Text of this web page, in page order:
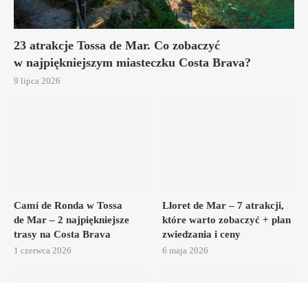
23 atrakcje Tossa de Mar. Co zobaczyć
w najpiękniejszym miasteczku Costa Brava?
9 lipca 2026
Camí de Ronda w Tossa
de Mar – 2 najpiękniejsze
trasy na Costa Brava
1 czerwca 2026
Lloret de Mar – 7 atrakcji,
które warto zobaczyć + plan
zwiedzania i ceny
6 maja 2026